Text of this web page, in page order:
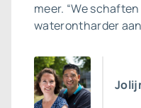
meer. “We
waterontharder